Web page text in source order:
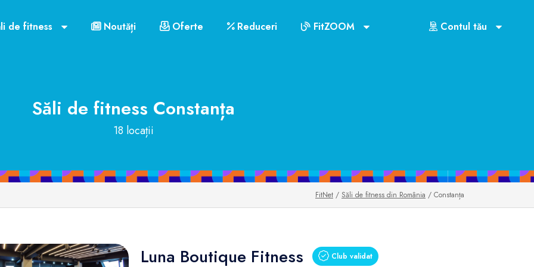
de fitness Noutăți Oferte Reduceri FitZOOM Contul tău
Săli de fitness Constanța
18 locații
FitNet / Săli de fitness din România / Constanța
Luna Boutique Fitness Club validat